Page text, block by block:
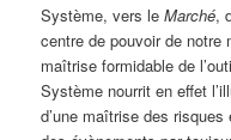
Système, vers leMarché,
centre de pouvoir de notre
maîtrise formidable de
Système nourrit en effet
d’une maîtrise des risques